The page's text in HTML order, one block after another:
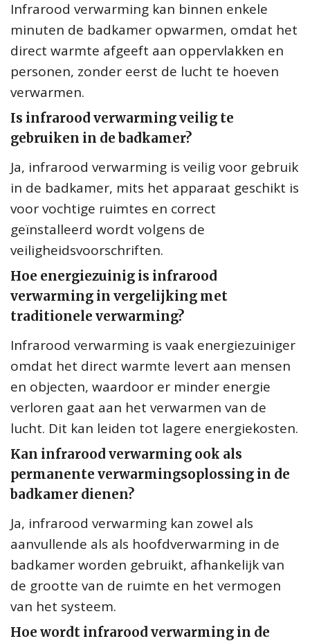
Infrarood verwarming kan binnen enkele
minuten de badkamer opwarmen, omdat het
direct warmte afgeeft aan oppervlakken en
personen, zonder eerst de lucht te hoeven
verwarmen.
Is infrarood verwarming veilig te
gebruiken in de badkamer?
Ja, infrarood verwarming is veilig voor gebruik
in de badkamer, mits het apparaat geschikt is
voor vochtige ruimtes en correct
geïnstalleerd wordt volgens de
veiligheidsvoorschriften.
Hoe energiezuinig is infrarood
verwarming in vergelijking met
traditionele verwarming?
Infrarood verwarming is vaak energiezuiniger
omdat het direct warmte levert aan mensen
en objecten, waardoor er minder energie
verloren gaat aan het verwarmen van de
lucht. Dit kan leiden tot lagere energiekosten.
Kan infrarood verwarming ook als
permanente verwarmingsoplossing in de
badkamer dienen?
Ja, infrarood verwarming kan zowel als
aanvullende als als hoofdverwarming in de
badkamer worden gebruikt, afhankelijk van
de grootte van de ruimte en het vermogen
van het systeem.
Hoe wordt infrarood verwarming in de